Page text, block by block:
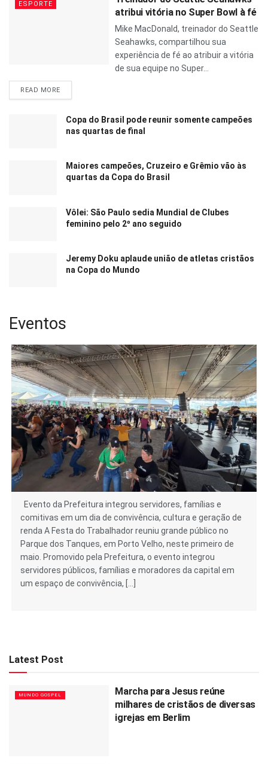
ESPORTE
atribui vitória no Super Bowl à fé
Mike MacDonald, treinador do Seattle
Seahawks, compartilhou sua
experiência de fé ao atribuir a vitória
de sua equipe no Super...
READ MORE
Copa do Brasil pode reunir somente campeões
nas quartas de final
Maiores campeões, Cruzeiro e Grêmio vão às
quartas da Copa do Brasil
Vôlei: São Paulo sedia Mundial de Clubes
feminino pelo 2º ano seguido
Jeremy Doku aplaude união de atletas cristãos
na Copa do Mundo
Eventos
Evento da Prefeitura integrou servidores, famílias e
comitivas em um dia de convivência, cultura e geração de
renda A Festa do Trabalhador reuniu grande público no
Parque dos Tanques, em Porto Velho, neste primeiro de
maio. Promovido pela Prefeitura, o evento integrou
servidores públicos, famílias e moradores da capital em
um espaço de convivência, […]
Latest Post
MUNDO GOSPEL
Marcha para Jesus reúne
milhares de cristãos de diversas
igrejas em Berlim